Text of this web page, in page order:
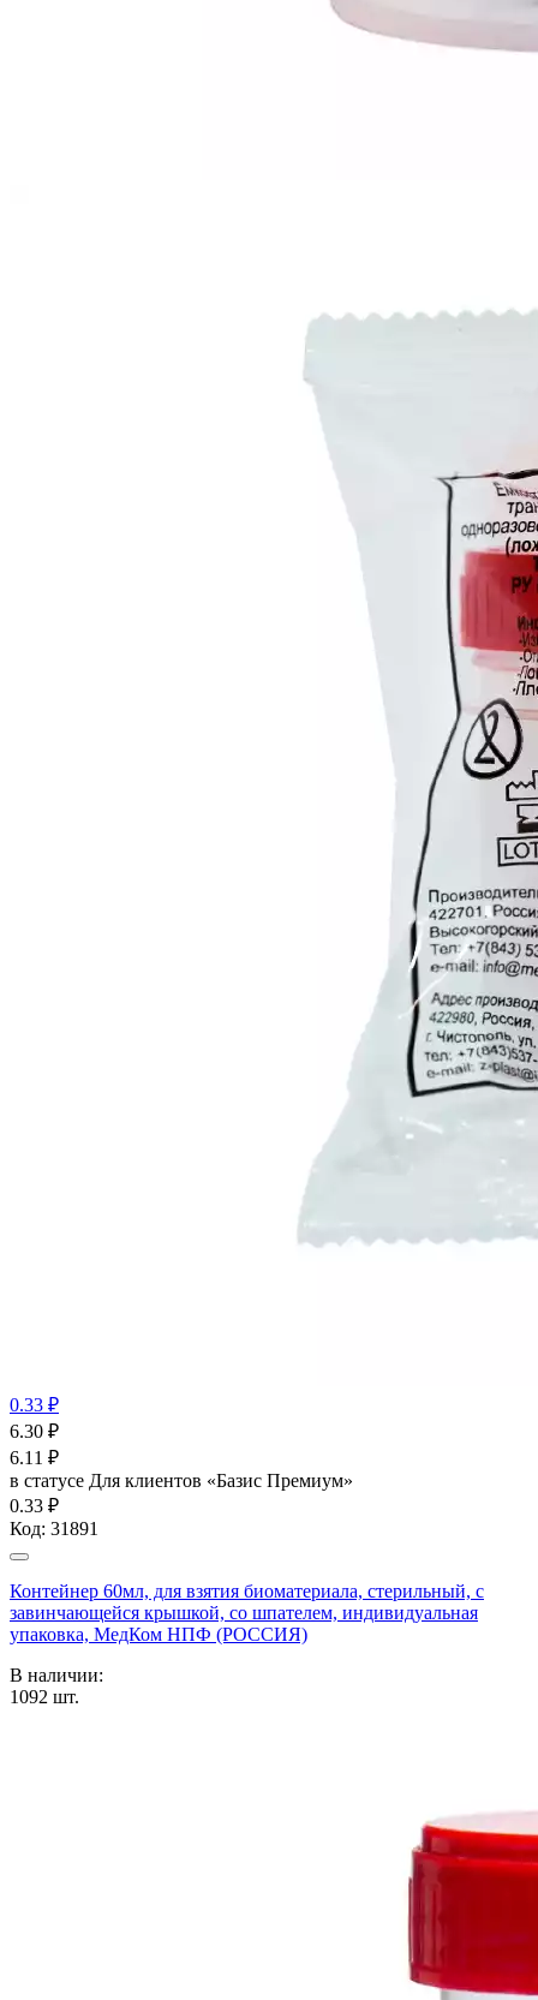
0.33 ₽
6.30 ₽
6.11 ₽
в статусе Для клиентов «Базис Премиум»
0.33 ₽
Код: 31891
Контейнер 60мл, для взятия биоматериала, стерильный, с
завинчающейся крышкой, со шпателем, индивидуальная
упаковка, МедКом НПФ (РОССИЯ)
В наличии:
1092 шт.